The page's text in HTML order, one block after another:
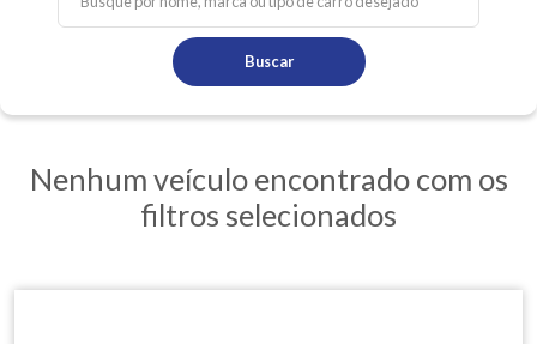
Buscar
Nenhum veículo encontrado com os
filtros selecionados